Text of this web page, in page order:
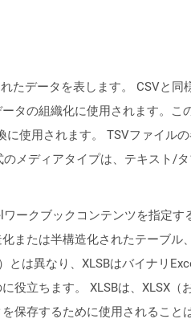
たデータを表します。 CSVと
タの組織化に使用されます。こ
使用されます。 TSVファイル
メディアタイプは、テキスト/タ
ークブックコンテンツを指定
または半構造化されたテーブル
は異なり、XLSBはバイナリ
立ちます。 XLSBは、XLSX（
保存するために使用されるこ